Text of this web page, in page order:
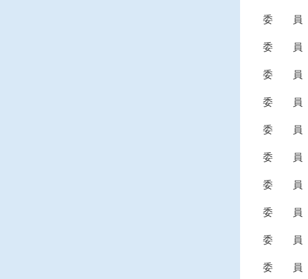
委 員
委 員
委 員
委 員
委 員
委 員
委 員
委 員
委 員
委 員